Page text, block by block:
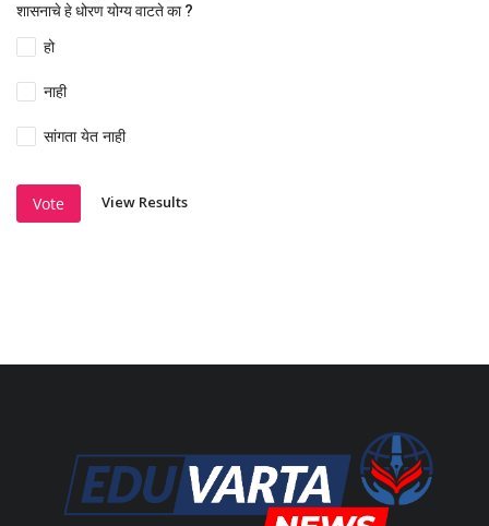
शासनाचे हे धोरण योग्य वाटते का ?
हो
नाही
सांगता येत नाही
Vote View Results